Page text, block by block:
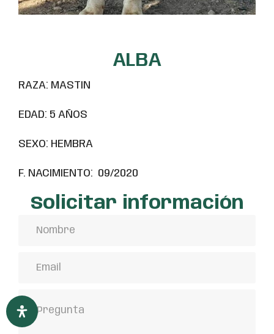
ALBA
RAZA: MASTIN
EDAD: 5 AÑOS
SEXO: HEMBRA
F. NACIMIENTO: 09/2020
Solicitar información